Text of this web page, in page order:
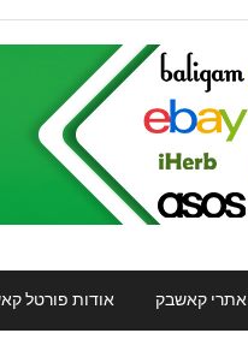
אודות פורטל אתרי קאשבק